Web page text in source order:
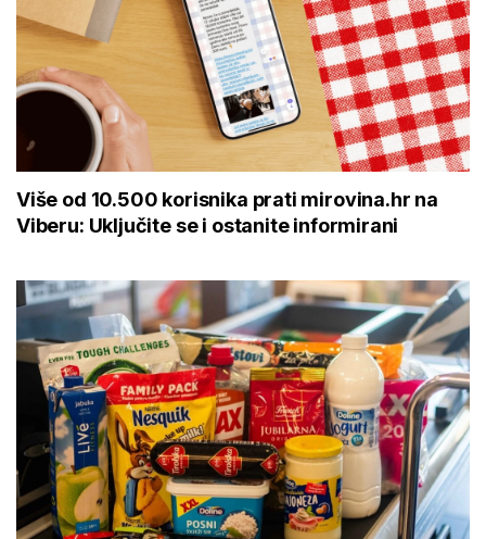
Više od 10.500 korisnika prati mirovina.hr na
Viberu: Uključite se i ostanite informirani